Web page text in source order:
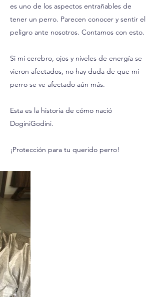
es uno de los aspectos entrañables de
tener un perro. Parecen conocer y sentir el
peligro ante nosotros. Contamos con esto.
Si mi cerebro, ojos y niveles de energía se
vieron afectados, no hay duda de que mi
perro se ve afectado aún más.
Esta es la historia de cómo nació
DoginiGodini.
¡Protección para tu querido perro!